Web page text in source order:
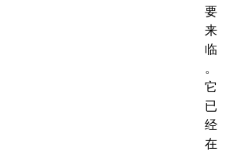
要
来
临
。
它
已
经
在